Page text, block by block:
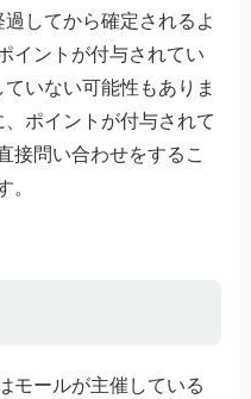
してから確定されるよ
イントが付与されてい
いない可能性もありま
ポイントが付与されて
接問い合わせをするこ
。
モールが主催している